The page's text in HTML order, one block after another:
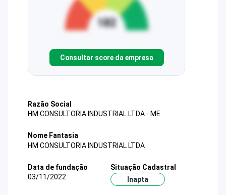
Consultar score da empresa
Razão Social
HM CONSULTORIA INDUSTRIAL LTDA - ME
Nome Fantasia
HM CONSULTORIA INDUSTRIAL LTDA
Data de fundação
03/11/2022
Situação Cadastral
Inapta